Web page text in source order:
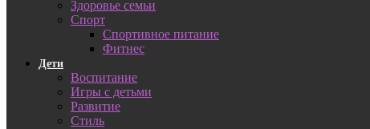
Здоровье семьи
Спорт
Спортивное питание
Фитнес
Дети
Воспитание
Игры с детьми
Развитие
Стиль